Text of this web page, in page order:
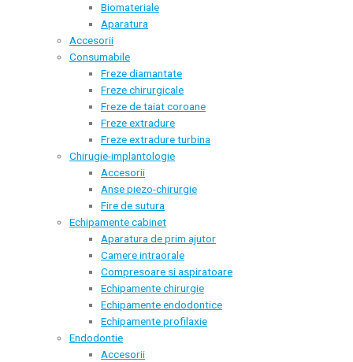
Biomateriale
Aparatura
Accesorii
Consumabile
Freze diamantate
Freze chirurgicale
Freze de taiat coroane
Freze extradure
Freze extradure turbina
Chirugie-implantologie
Accesorii
Anse piezo-chirurgie
Fire de sutura
Echipamente cabinet
Aparatura de prim ajutor
Camere intraorale
Compresoare si aspiratoare
Echipamente chirurgie
Echipamente endodontice
Echipamente profilaxie
Endodontie
Accesorii